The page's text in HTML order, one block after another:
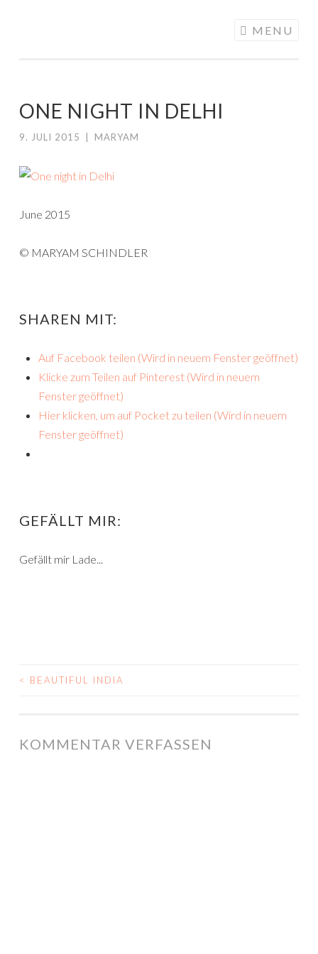
MENU
ONE NIGHT IN DELHI
9. JULI 2015 MARYAM
June 2015
© MARYAM SCHINDLER
SHAREN MIT:
Auf Facebook teilen (Wird in neuem Fenster geöffnet)
Klicke zum Teilen auf Pinterest (Wird in neuem
Fenster geöffnet)
Hier klicken, um auf Pocket zu teilen (Wird in neuem
Fenster geöffnet)
GEFÄLLT MIR:
Gefällt mir Lade...
< BEAUTIFUL INDIA
KOMMENTAR VERFASSEN